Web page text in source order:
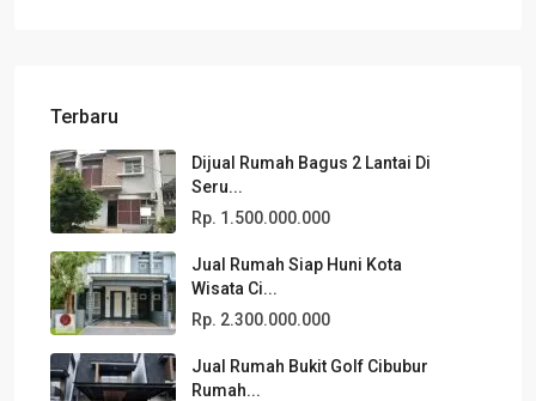
Terbaru
Dijual Rumah Bagus 2 Lantai Di
Seru...
Rp. 1.500.000.000
Jual Rumah Siap Huni Kota
Wisata Ci...
Rp. 2.300.000.000
Jual Rumah Bukit Golf Cibubur
Rumah...